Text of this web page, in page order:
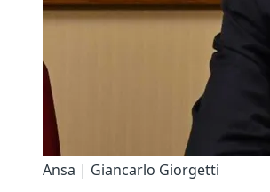
Ansa | Giancarlo Giorgetti